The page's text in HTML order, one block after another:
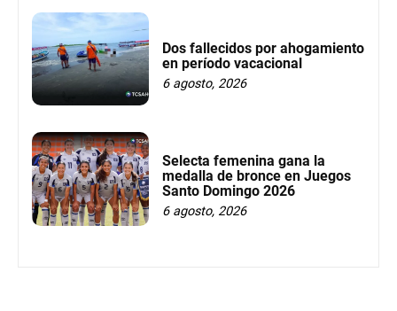
Dos fallecidos por ahogamiento
en período vacacional
6 agosto, 2026
Selecta femenina gana la
medalla de bronce en Juegos
Santo Domingo 2026
6 agosto, 2026